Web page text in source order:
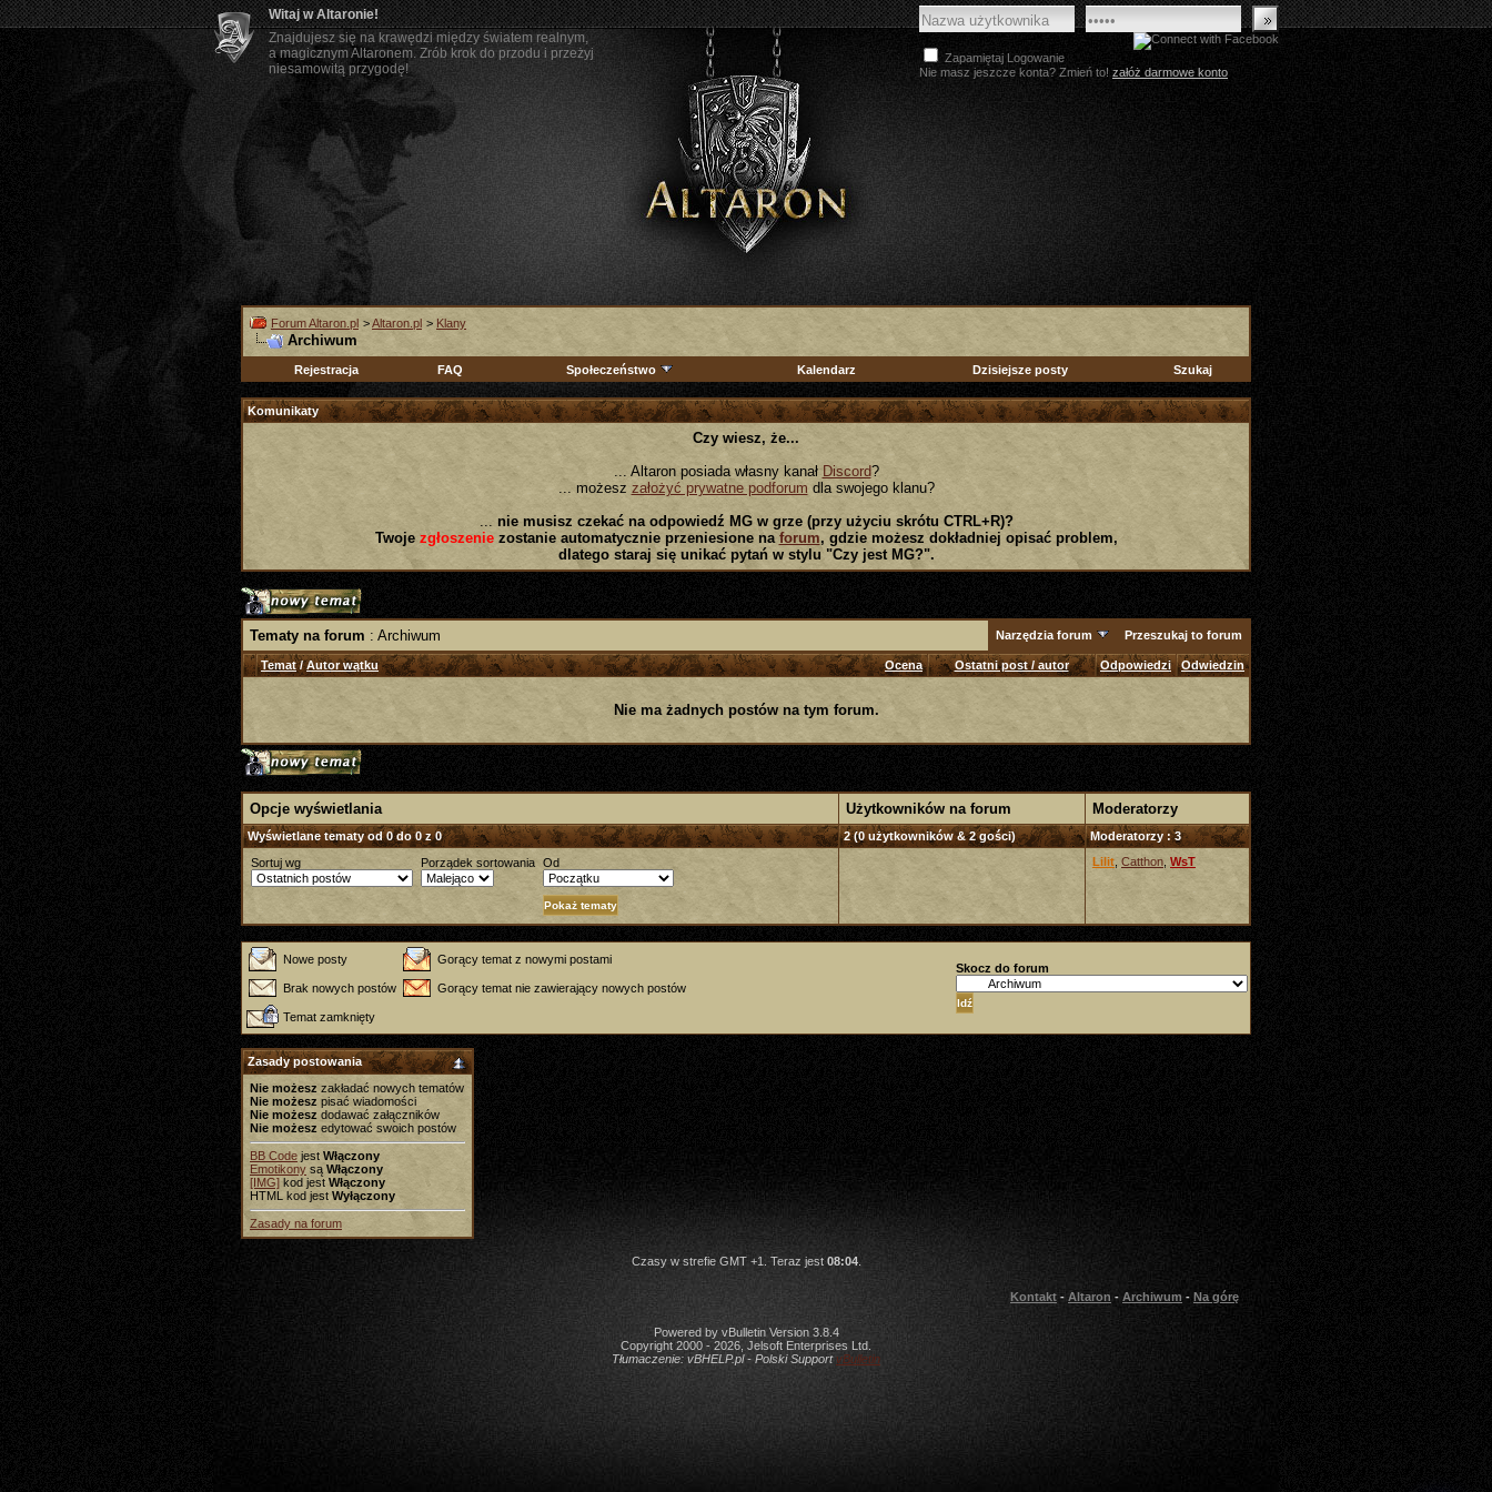
Witaj w Altaronie!
Znajdujesz się na krawędzi między światem realnym,
a magicznym Altaronem. Zrób krok do przodu i przeżyj
niesamowitą przygodę!
Zapamiętaj Logowanie
Nie masz jeszcze konta? Zmień to! załóż darmowe konto
Forum Altaron.pl >Altaron.pl > Klany
Archiwum
Rejestracja FAQ Społeczeństwo Kalendarz Dzisiejsze posty Szukaj
Komunikaty
Czy wiesz, że...
... Altaron posiada własny kanał Discord?
... możesz założyć prywatne podforum dla swojego klanu?
... nie musisz czekać na odpowiedź MG w grze (przy użyciu skrótu CTRL+R)?
Twoje zgłoszeniezostanie automatycznie przeniesione na forum, gdzie możesz dokładniej opisać problem,
dlatego staraj się unikać pytań w stylu "Czy jest MG?".
Tematy na forum : Archiwum Narzędzia forum Przeszukaj to forum
Ocena
Temat/Autor wątku Ostatni post / autor Odpowiedzi Odwiedzin
Nie ma żadnych postów na tym forum.
Opcje wyświetlania Użytkowników na forum Moderatorzy
Wyświetlane tematy od 0 do 0 z 0 2 (0 użytkowników & 2 gości)
Moderatorzy : 3
Sortuj wg
Porządek sortowania Od Lilit Catthon WsT
Nowe posty Gorący temat z nowymi postami
Brak nowych postów Gorący temat nie zawierający nowych postów
Temat zamknięty
Skocz do forum
Zasady postowania
Nie możesz zakładać nowych tematów
Nie możesz pisać wiadomości
Nie możesz dodawać załączników
Nie możesz edytować swoich postów
BB Code jest Włączony
Emotikony są Włączony
[IMG] kod jest Włączony
HTML kod jest Wyłączony
Zasady na forum
Czasy w strefie GMT +1. Teraz jest08:04.
Kontakt - Altaron - Archiwum - Na górę
Powered by vBulletin Version 3.8.4
Copyright 2000 - 2026, Jelsoft Enterprises Ltd.
Tłumaczenie: vBHELP.pl - Polski Support vBulletin